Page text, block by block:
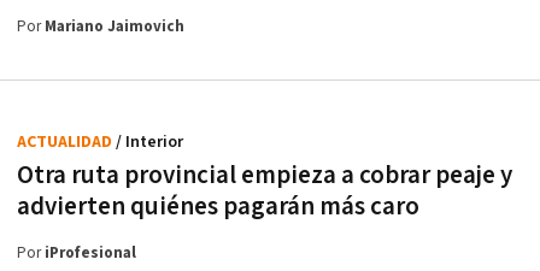
PorMariano Jaimovich
Otra ruta provincial empieza a cobrar peaje y
advierten quiénes pagarán más caro
ACTUALIDAD / Interior
PoriProfesional